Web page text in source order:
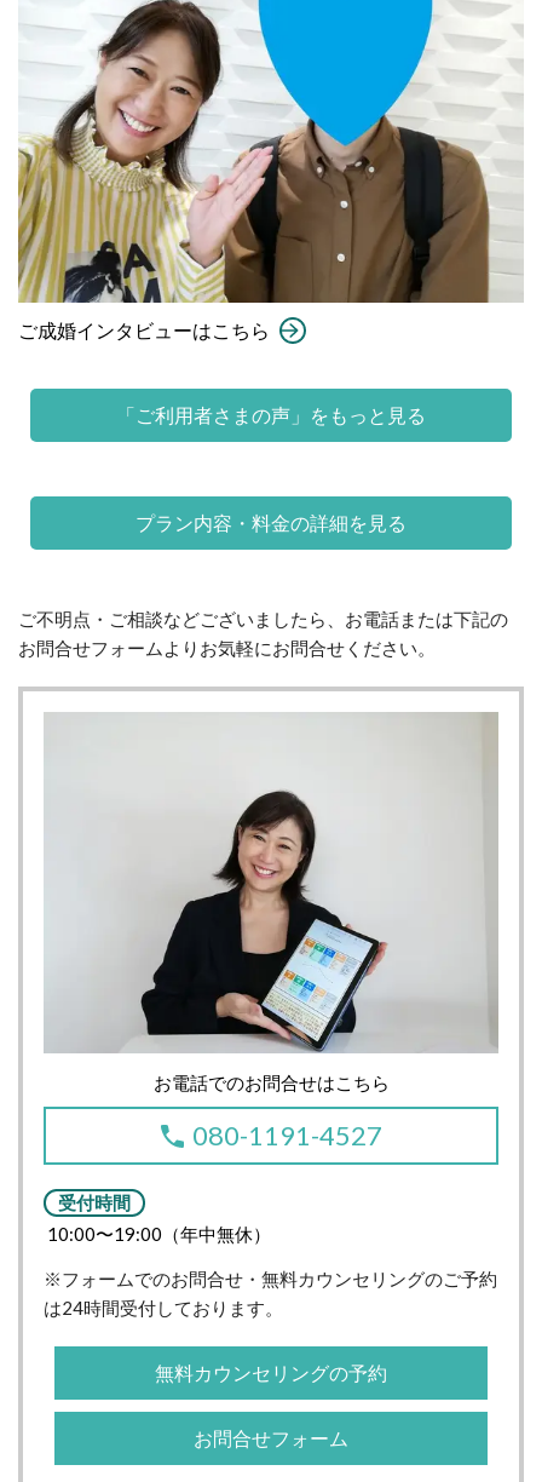
ご成婚インタビューはこちら
「ご利用者さまの声」をもっと見る
プラン内容・料金の詳細を見る
ご不明点・ご相談などございましたら、お電話または下記の
お問合せフォームよりお気軽にお問合せください。
お電話でのお問合せはこちら
080-1191-4527
受付時間
10:00〜19:00（年中無休）
※フォームでのお問合せ・無料カウンセリングのご予約
は24時間受付しております。
無料カウンセリングの予約
お問合せフォーム